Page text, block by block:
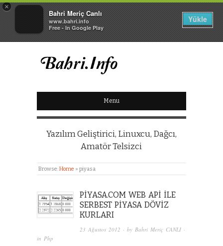
×
Bahri Meriç Canlı
www.bahri.info
Free - In Google Play
Yükle
BAHRI MERIÇ CANLI
KIŞISEL WEB SITESI
Menu
Yazılım Geliştirici, Linuxcu, Dağcı,
Amatör Telsizci
Browse:Home » piyasa
PIYASA.COM WEB API ILE
SERBEST PIYASA DÖVIZ
KURLARI
23 Ağustos 2012 · by Bahri Meriç CANLI ·
in Php